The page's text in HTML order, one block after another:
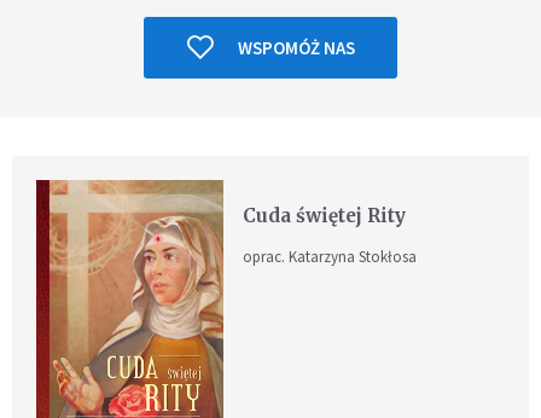
WSPOMÓŻ NAS
Cuda świętej Rity
oprac. Katarzyna Stokłosa